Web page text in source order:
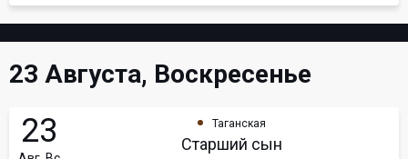
23 Августа, Воскресенье
23 Таганская
Старший сын